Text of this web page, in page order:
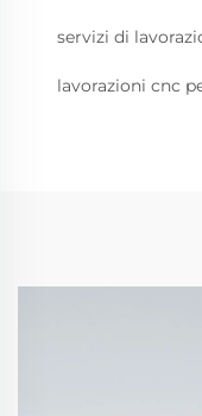
servizi di
lavorazioni cnc